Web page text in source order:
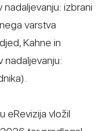
izbrani
varstva
Kahne in
nadaljevanju:
eRevizija vložil